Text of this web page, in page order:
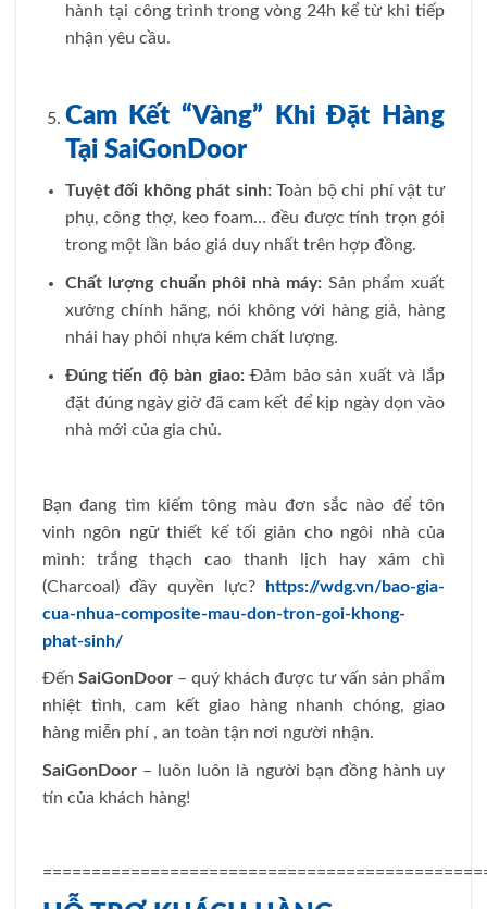
hành tại công trình trong vòng 24h kể từ khi tiếp
nhận yêu cầu.
Cam Kết “Vàng” Khi Đặt Hàng
Tại SaiGonDoor
Tuyệt đối không phát sinh:Toàn bộ chi phí vật tư
phụ, công thợ, keo foam… đều được tính trọn gói
trong một lần báo giá duy nhất trên hợp đồng.
Chất lượng chuẩn phôi nhà máy: Sản phẩm xuất
xưởng chính hãng, nói không với hàng giả, hàng
nhái hay phôi nhựa kém chất lượng.
Đúng tiến độ bàn giao:Đảm bảo sản xuất và lắp
đặt đúng ngày giờ đã cam kết để kịp ngày dọn vào
nhà mới của gia chủ.
Bạn đang tìm kiếm tông màu đơn sắc nào để tôn
vinh ngôn ngữ thiết kế tối giản cho ngôi nhà của
mình: trắng thạch cao thanh lịch hay xám chì
(Charcoal) đầy quyền lực?
https://wdg.vn/bao-gia-
cua-nhua-composite-mau-don-tron-goi-khong-
phat-sinh/
Đến SaiGonDoor – quý khách được tư vấn sản phẩm
nhiệt tình, cam kết giao hàng nhanh chóng, giao
hàng miễn phí , an toàn tận nơi người nhận.
SaiGonDoor – luôn luôn là người bạn đồng hành uy
tín của khách hàng!